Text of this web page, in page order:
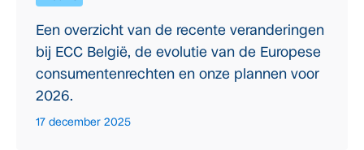
Een overzicht van de recente veranderingen
bij ECC België, de evolutie van de Europese
consumentenrechten en onze plannen voor
2026.
17 december 2025